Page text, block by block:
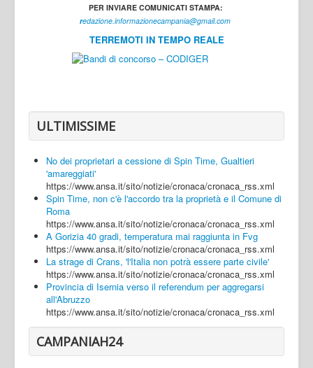
Caserta
Napoli
Salerno
Login
PER INVIARE COMUNICATI STAMPA:
redazione.informazionecampania@gmail.com
TERREMOTI IN TEMPO REALE
ULTIMISSIME
No dei proprietari a cessione di Spin Time, Gualtieri
'amareggiati'
https://www.ansa.it/sito/notizie/cronaca/cronaca_rss.xml
Spin Time, non c'è l'accordo tra la proprietà e il Comune di
Roma
https://www.ansa.it/sito/notizie/cronaca/cronaca_rss.xml
A Gorizia 40 gradi, temperatura mai raggiunta in Fvg
https://www.ansa.it/sito/notizie/cronaca/cronaca_rss.xml
La strage di Crans, 'l'Italia non potrà essere parte civile'
https://www.ansa.it/sito/notizie/cronaca/cronaca_rss.xml
Provincia di Isernia verso il referendum per aggregarsi
all'Abruzzo
https://www.ansa.it/sito/notizie/cronaca/cronaca_rss.xml
CAMPANIAH24